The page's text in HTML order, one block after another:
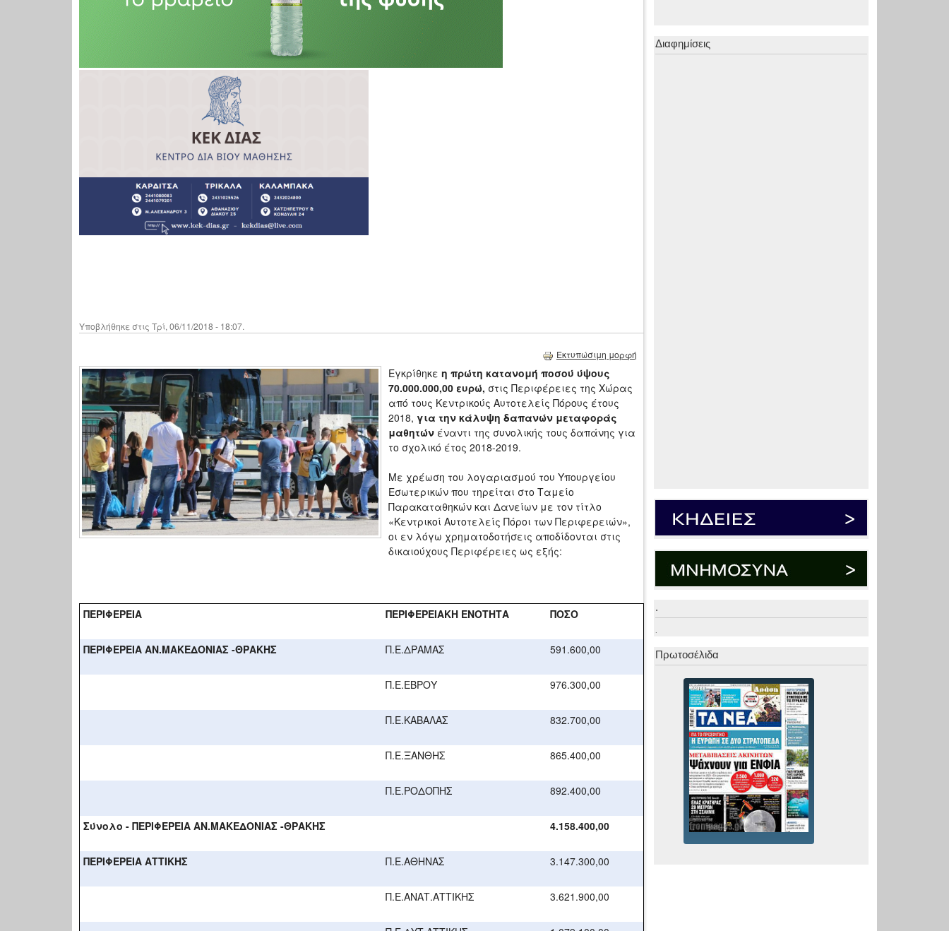
Υποβλήθηκε στις Τρί, 06/11/2018 - 18:07.
Εκτυπώσιμη μορφή
Εγκρίθηκε η πρώτη κατανομή ποσού ύψους
70.000.000,00 ευρώ, στις Περιφέρειες της Χώρας
από τους Κεντρικούς Αυτοτελείς Πόρους έτους
2018, για την κάλυψη δαπανών μεταφοράς
μαθητών έναντι της συνολικής τους δαπάνης για
το σχολικό έτος 2018-2019.
Με χρέωση του λογαριασμού του Υπουργείου
Εσωτερικών που τηρείται στο Ταμείο
Παρακαταθηκών και Δανείων με τον τίτλο
«Κεντρικοί Αυτοτελείς Πόροι των Περιφερειών»,
οι εν λόγω χρηματοδοτήσεις αποδίδονται στις
δικαιούχους Περιφέρειες ως εξής:
ΠΕΡΙΦΕΡΕΙΑ ΠΕΡΙΦΕΡΕΙΑΚΗ ΕΝΟΤΗΤΑ ΠΟΣΟ
ΠΕΡΙΦΕΡΕΙΑ ΑΝ.ΜΑΚΕΔΟΝΙΑΣ -ΘΡΑΚΗΣ Π.Ε.ΔΡΑΜΑΣ 591.600,00
Π.Ε.ΕΒΡΟΥ 976.300,00
Π.Ε.ΚΑΒΑΛΑΣ 832.700,00
Π.Ε.ΞΑΝΘΗΣ 865.400,00
Π.Ε.ΡΟΔΟΠΗΣ 892.400,00
Σύνολο - ΠΕΡΙΦΕΡΕΙΑ ΑΝ.ΜΑΚΕΔΟΝΙΑΣ -ΘΡΑΚΗΣ 4.158.400,00
ΠΕΡΙΦΕΡΕΙΑ ΑΤΤΙΚΗΣ Π.Ε.ΑΘΗΝΑΣ 3.147.300,00
Π.Ε.ΑΝΑΤ.ΑΤΤΙΚΗΣ 3.621.900,00
Διαφημίσεις
.
.
Πρωτοσέλιδα